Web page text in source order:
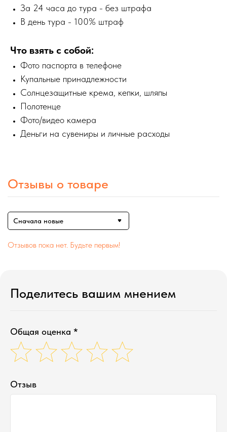
За 24 часа до тура - без штрафа
В день тура - 100% штраф
Что взять с собой:
Фото паспорта в телефоне
Купальные принадлежности
Солнцезащитные крема, кепки, шляпы
Полотенце
Фото/видео камера
Деньги на сувениры и личные расходы
Отзывы о товаре
Сначала новые
Отзывов пока нет. Будьте первым!
Поделитесь вашим мнением
Общая оценка *
Отзыв